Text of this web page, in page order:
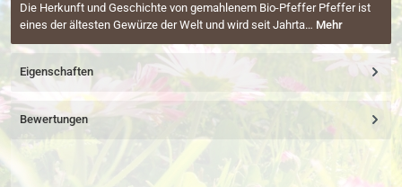
Die Herkunft und Geschichte von gemahlenem Bio-Pfeffer Pfeffer ist
eines der ältesten Gewürze der Welt und wird seit Jahrta… Mehr
Eigenschaften
Bewertungen